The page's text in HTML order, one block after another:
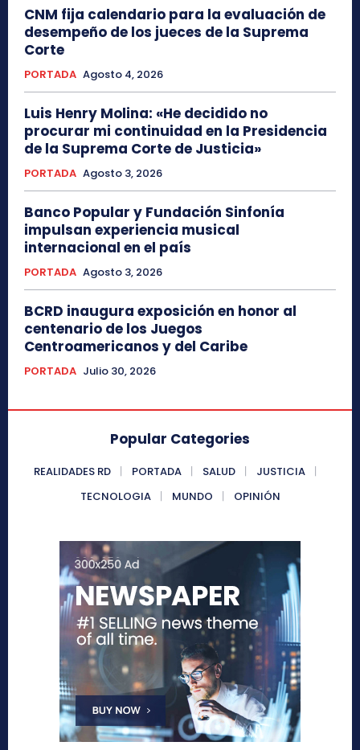
CNM fija calendario para la evaluación de
desempeño de los jueces de la Suprema
Corte
PORTADA Agosto 4, 2026
Luis Henry Molina: «He decidido no
procurar mi continuidad en la Presidencia
de la Suprema Corte de Justicia»
PORTADA Agosto 3, 2026
Banco Popular y Fundación Sinfonía
impulsan experiencia musical
internacional en el país
PORTADA Agosto 3, 2026
BCRD inaugura exposición en honor al
centenario de los Juegos
Centroamericanos y del Caribe
PORTADA Julio 30, 2026
Popular Categories
REALIDADES RD PORTADA SALUD
JUSTICIA
TECNOLOGIA
MUNDO OPINIÓN